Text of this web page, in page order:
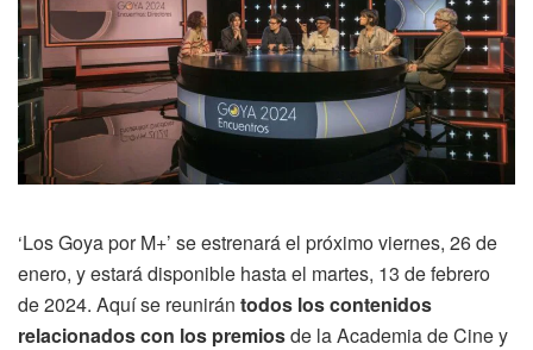
‘Los Goya por M+’ se estrenará el próximo viernes, 26 de
enero, y estará disponible hasta el martes, 13 de febrero
de 2024. Aquí se reunirán todos los contenidos
relacionados con los premiosde la Academia de Cine y